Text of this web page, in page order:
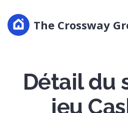
The Crossway
Détail du
jeu